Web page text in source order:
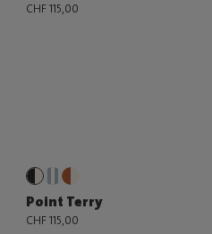
CHF 115,00
Point Terry
CHF 115,00